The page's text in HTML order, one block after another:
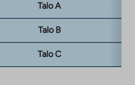
Talo A
Talo B
Talo C